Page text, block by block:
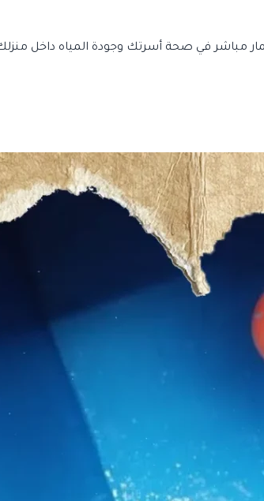
مباشر في صحة أسرتك وجودة المياه داخل